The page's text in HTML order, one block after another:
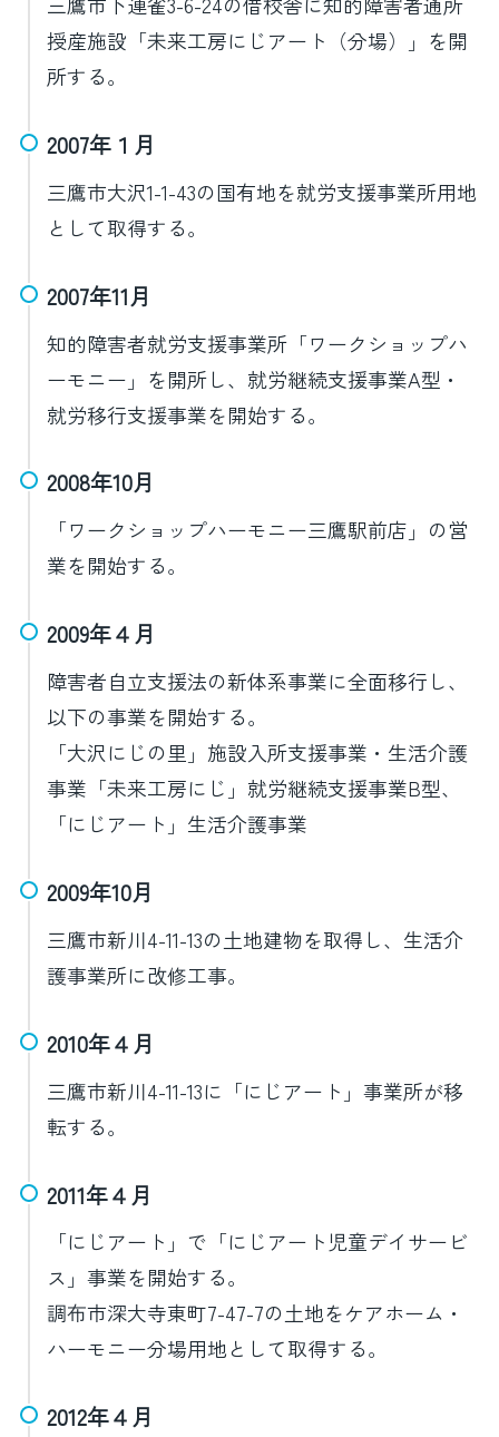
授産施設「未来工房にじアート（分場）」を開
所する。
2007年１月
三鷹市大沢1-1-43の国有地を就労支援事業所用地
として取得する。
2007年11月
知的障害者就労支援事業所「ワークショップハ
ーモニー」を開所し、就労継続支援事業A型・
就労移行支援事業を開始する。
2008年10月
「ワークショップハーモニー三鷹駅前店」の営
業を開始する。
2009年４月
障害者自立支援法の新体系事業に全面移行し、
以下の事業を開始する。
「大沢にじの里」施設入所支援事業・生活介護
事業「未来工房にじ」就労継続支援事業B型、
「にじアート」生活介護事業
2009年10月
三鷹市新川4-11-13の土地建物を取得し、生活介
護事業所に改修工事。
2010年４月
三鷹市新川4-11-13に「にじアート」事業所が移
転する。
2011年４月
「にじアート」で「にじアート児童デイサービ
ス」事業を開始する。
調布市深大寺東町7-47-7の土地をケアホーム・
ハーモニー分場用地として取得する。
2012年４月